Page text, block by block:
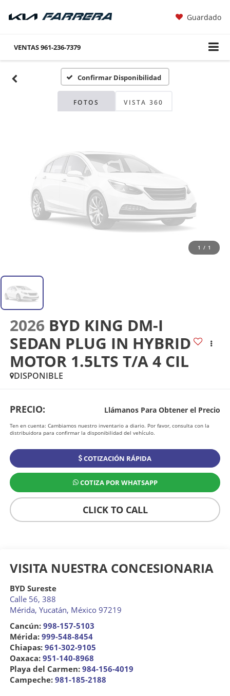
Guardado
VENTAS961-236-7379
Confirmar Disponibilidad
FOTOS VISTA 360
Fotos No
Disponibles
Por favor, revise luego
1 / 1
2026 BYD KING DM-I
SEDAN PLUG IN HYBRID
MOTOR 1.5LTS T/A 4 CIL
DISPONIBLE
PRECIO: Llámanos Para Obtener el Precio
Ten en cuenta: Cambiamos nuestro inventario a diario. Por favor, consulta con la
distribuidora para confirmar la disponibilidad del vehículo.
COTIZACIÓN RÁPIDA
COTIZA POR WHATSAPP
CLICK TO CALL
VISITA NUESTRA CONCESIONARIA
BYD Sureste
Calle 56, 388
Mérida, Yucatán, México 97219
Cancún: 998-157-5103
Mérida: 999-548-8454
Chiapas: 961-302-9105
Oaxaca: 951-140-8968
Playa del Carmen: 984-156-4019
Campeche: 981-185-2188